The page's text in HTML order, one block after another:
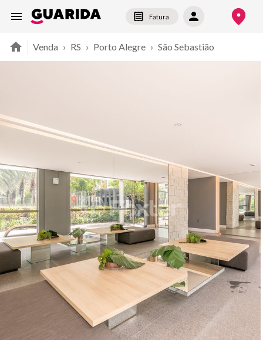
Fatura
Venda › RS › Porto Alegre › São Sebastião